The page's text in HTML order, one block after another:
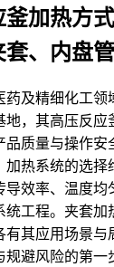
加热方
、内盘
及精细化工领
地，其高压反
品质量与操作安
热系统的选择
导效率、温度均
统工程。夹套
有其应用场景与
避风险的第一